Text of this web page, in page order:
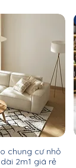
chung cư nhỏ
2m1 giá rẻ